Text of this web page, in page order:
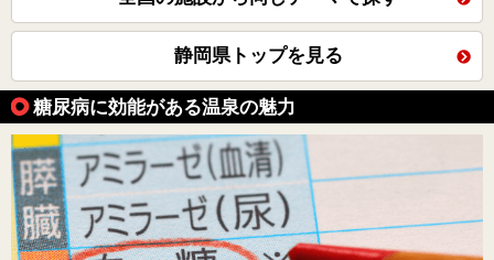
静岡県トップを見る
糖尿病に効能がある温泉の魅力